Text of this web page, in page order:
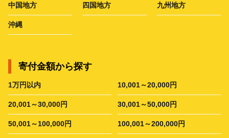
中国地方 四国地方 九州地方
沖縄
寄付金額から探す
1万円以内 10,001～20,000円
20,001～30,000円 30,001～50,000円
50,001～100,000円 100,001～200,000円